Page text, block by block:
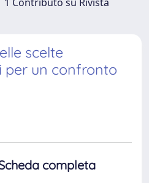
scelte
per un confronto
completa